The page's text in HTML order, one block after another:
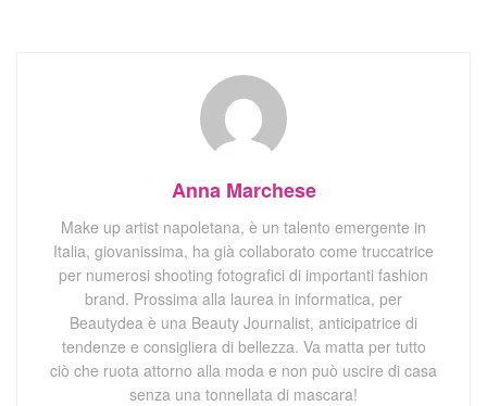
Anna Marchese
Make up artist napoletana, è un talento emergente in
Italia, giovanissima, ha già collaborato come truccatrice
per numerosi shooting fotografici di importanti fashion
brand. Prossima alla laurea in informatica, per
Beautydea è una Beauty Journalist, anticipatrice di
tendenze e consigliera di bellezza. Va matta per tutto
ciò che ruota attorno alla moda e non può uscire di casa
senza una tonnellata di mascara!